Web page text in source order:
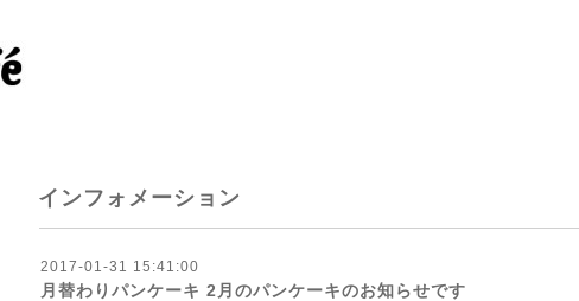
インフォメーション
2017-01-31 15:41:00
月替わりパンケーキ 2月のパンケーキのお知らせです